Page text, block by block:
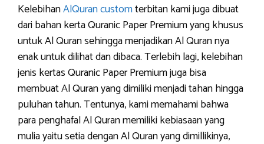
KelebihanAlQuran customterbitan kami juga dibuat
dari bahan kerta Quranic Paper Premium yang khusus
untuk Al Quran sehingga menjadikan Al Quran nya
enak untuk dilihat dan dibaca. Terlebih lagi, kelebihan
jenis kertas Quranic Paper Premium juga bisa
membuat Al Quran yang dimiliki menjadi tahan hingga
puluhan tahun. Tentunya, kami memahami bahwa
para penghafal Al Quran memiliki kebiasaan yang
mulia yaitu setia dengan Al Quran yang dimillikinya,